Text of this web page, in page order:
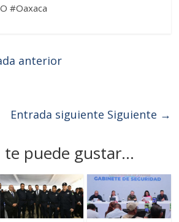
#Oaxaca
anterior
Entrada siguiente Siguiente →
puede gustar...